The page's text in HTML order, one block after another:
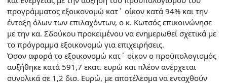
προγράμματος εξοικονομώ κατ΄ οίκον κατά 94% και την
ένταξη όλων των επιλαχόντων, ο κ. Κωτσός επικοινώνησε
με την κα. Σδούκου προκειμένου να ενημερωθεί σχετικά με
το πρόγραμμα εξοικονομώ για επιχειρήσεις.
Όσον αφορά το εξοικονομώ κατ΄ οίκον ο προϋπολογισμός
αυξήθηκε κατά 591,7 εκατ. ευρώ και πλέον ανέρχεται
συνολικά σε 1,2 δισ. Ευρώ, με αποτέλεσμα να ενταχθούν